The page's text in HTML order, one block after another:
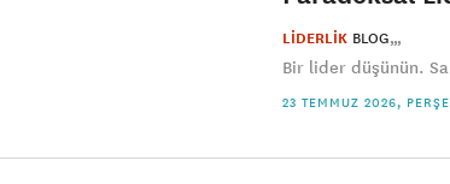
LİDERLİK BLOG
Bir lider düşünün.
23 TEMMUZ 2026,